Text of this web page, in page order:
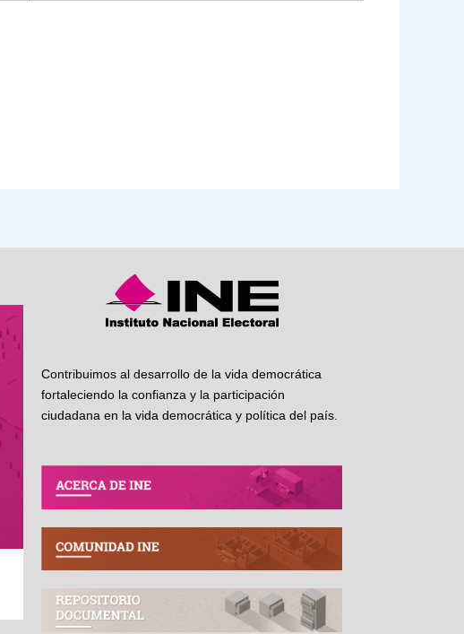
Contribuimos al desarrollo de la vida democrática
fortaleciendo la confianza y la participación
ciudadana en la vida democrática y política del país.